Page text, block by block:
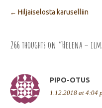
Post navigation
← Hiljaiselosta karuselliin
266 thoughts on “Helena –
PIPO-OTUS
1.12.2018 at 4:04